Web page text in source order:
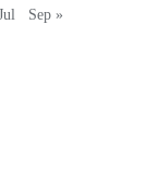
Sep »